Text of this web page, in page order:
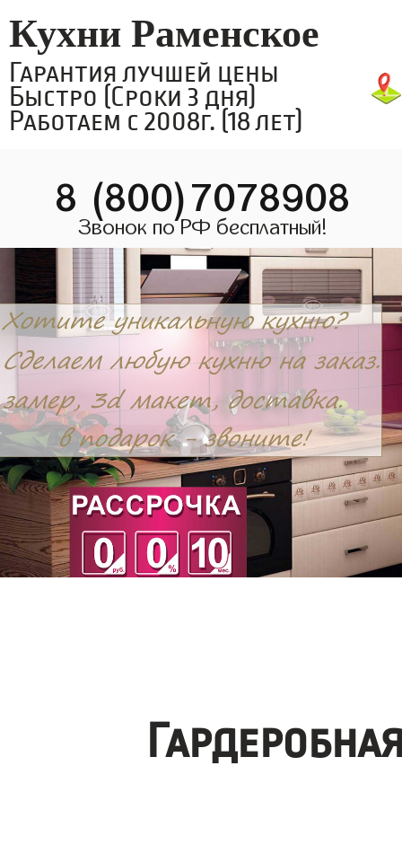
Кухни Раменское
Гарантия лучшей цены
Быстро (Сроки 3 дня)
Работаем с 2008г. (18 лет)
8 (800)7078908
Звонок по РФ бесплатный!